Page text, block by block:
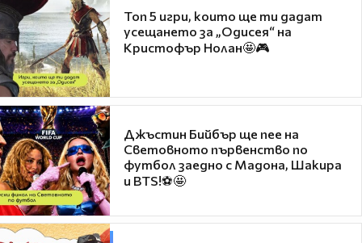
Топ 5 игри, които ще ти дадат
усещането за „Одисея“ на
Кристофър Нолан🤩🎮
Джъстин Бийбър ще пее на
Световното първенство по
футбол заедно с Мадона, Шакира
и BTS!⚽🤩